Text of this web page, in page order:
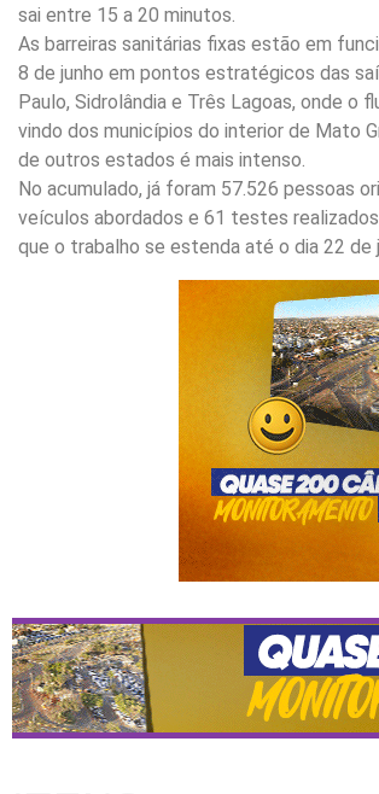
sai entre 15 a 20 minutos.
As barreiras sanitárias fixas estão em
8 de junho em pontos estratégicos das
Paulo, Sidrolândia e Três Lagoas, onde o
vindo dos municípios do interior de Mato
de outros estados é mais intenso.
No acumulado, já foram 57.526 pessoas
veículos abordados e 61 testes
que o trabalho se estenda até o dia 22 de